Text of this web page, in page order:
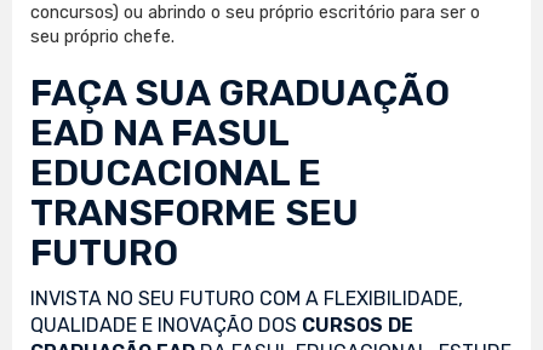
concursos) ou abrindo o seu próprio escritório para ser o
seu próprio chefe.
FAÇA SUA GRADUAÇÃO
EAD NA FASUL
EDUCACIONAL E
TRANSFORME SEU
FUTURO
INVISTA NO SEU FUTURO COM A FLEXIBILIDADE,
QUALIDADE E INOVAÇÃO DOS CURSOS DE